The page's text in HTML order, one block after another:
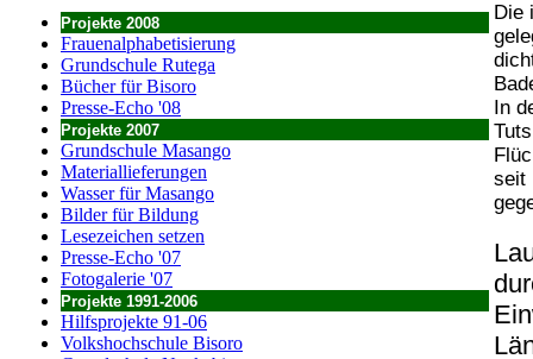
Projekte 2008
Frauenalphabetisierung
Grundschule Rutega
Bücher für Bisoro
Presse-Echo '08
Projekte 2007
Grundschule Masango
Materiallieferungen
Wasser für Masango
Bilder für Bildung
Lesezeichen setzen
Presse-Echo '07
Fotogalerie '07
Projekte 1991-2006
Hilfsprojekte 91-06
Volkshochschule Bisoro
Die
In
seit